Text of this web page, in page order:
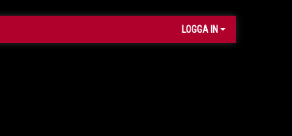
LOGGA IN